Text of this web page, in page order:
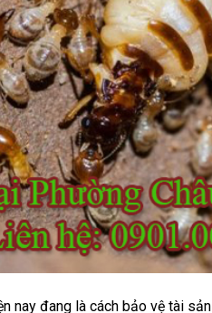
nay đang là cách bảo vệ tài